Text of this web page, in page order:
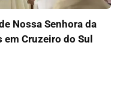
Nossa Senhora da
Cruzeiro do Sul